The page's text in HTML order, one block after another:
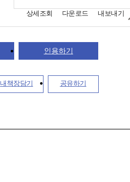
상세조회 다운로드 내보내기
인용하기
내책장담기 공유하기